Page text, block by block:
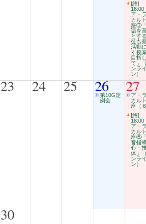
[終]
18:00
ア・
カル
座③
語を
とす
徒も
活動
く授
目指
て」
ンラ
ン）
23 24 25 26
第10G定
例会
27
ア・
カル
座（
[終]
18:00
ア・
カル
座⑥
音指
心・
体」
ンラ
ン）
30